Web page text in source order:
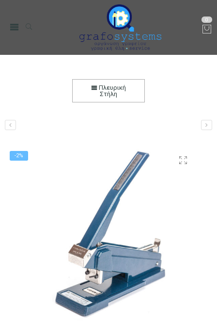
0
Romablock S-24 Βαρέως Τύπου
Χαρτικά-Είδη Γραφείου
Συρραπτικές-Αποσυρραπτικές
Συρραπτικές Μηχανές
Πλευρική
Στήλη
-2%